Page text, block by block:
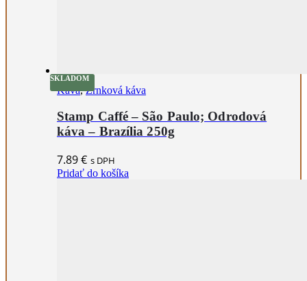
SKLADOM
Káva,Zrnková káva
Stamp Caffé – São Paulo; Odrodová
káva – Brazília 250g
7.89€ s DPH
Pridať do košíka